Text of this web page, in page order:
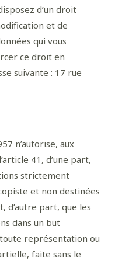
d’un droit
et de
qui vous
ce droit en
suivante : 17 rue
n’autorise, aux
41, d’une part,
strictement
et non destinées
d’autre part, que les
dans un but
représentation ou
faite sans le